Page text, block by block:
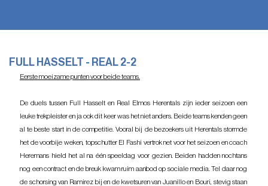
FULL HASSELT - REAL 2-2
Eerste moeizame punten voor beide teams.
De duels tussen Full Hasselt en Real Elmos Herentals zijn ieder seizoen een
leuke trekpleister en ja ook dit keer was het niet anders. Beide teams kenden geen
al te beste start in de competitie. Vooral bij de bezoekers uit Herentals stormde
het de voorbije weken, topschutter El Fashi vertrok net voor het seizoen en coach
Heremans hield het al na één speeldag voor gezien. Beiden hadden nochtans
nog een contract en de breuk kwam ruim aanbod op sociale media. Tel daar nog
de schorsing van Ramirez bij en de kwetsuren van Juanillo en Bouri, stevig staan